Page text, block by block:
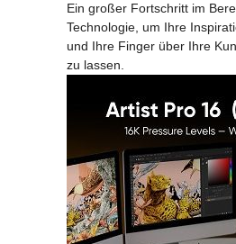
Ein großer Fortschritt im
Technologie, um Ihre
und Ihre Finger über Ihre
zu lassen.